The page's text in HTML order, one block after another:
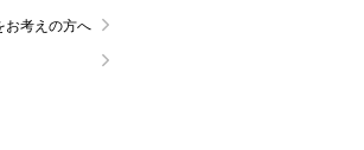
お考えの方へ